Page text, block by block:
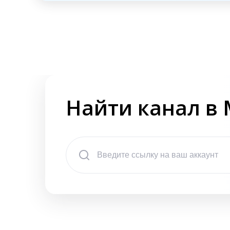
Найти канал в